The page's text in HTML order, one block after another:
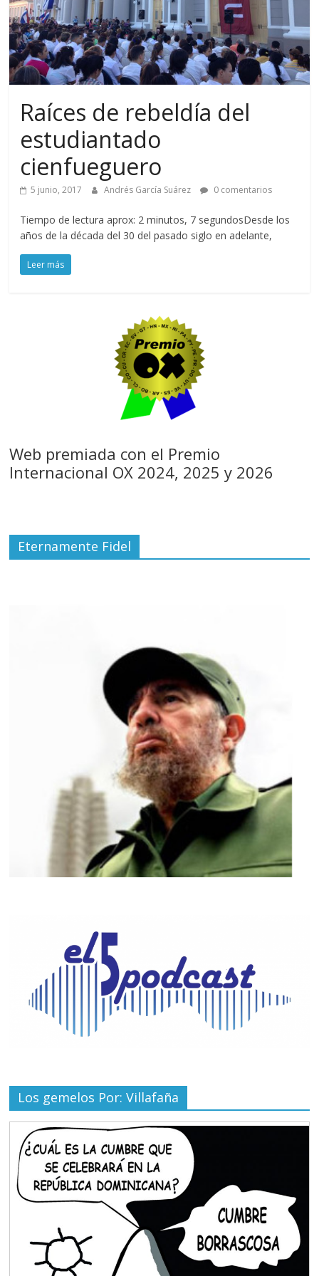
Raíces de rebeldía del
estudiantado
cienfueguero
5 junio, 2017 Andrés García Suárez 0 comentarios
Tiempo de lectura aprox: 2 minutos, 7 segundosDesde los
años de la década del 30 del pasado siglo en adelante,
Leer más
Web premiada con el Premio
Internacional OX 2024, 2025 y 2026
Eternamente Fidel
Los gemelos Por: Villafaña